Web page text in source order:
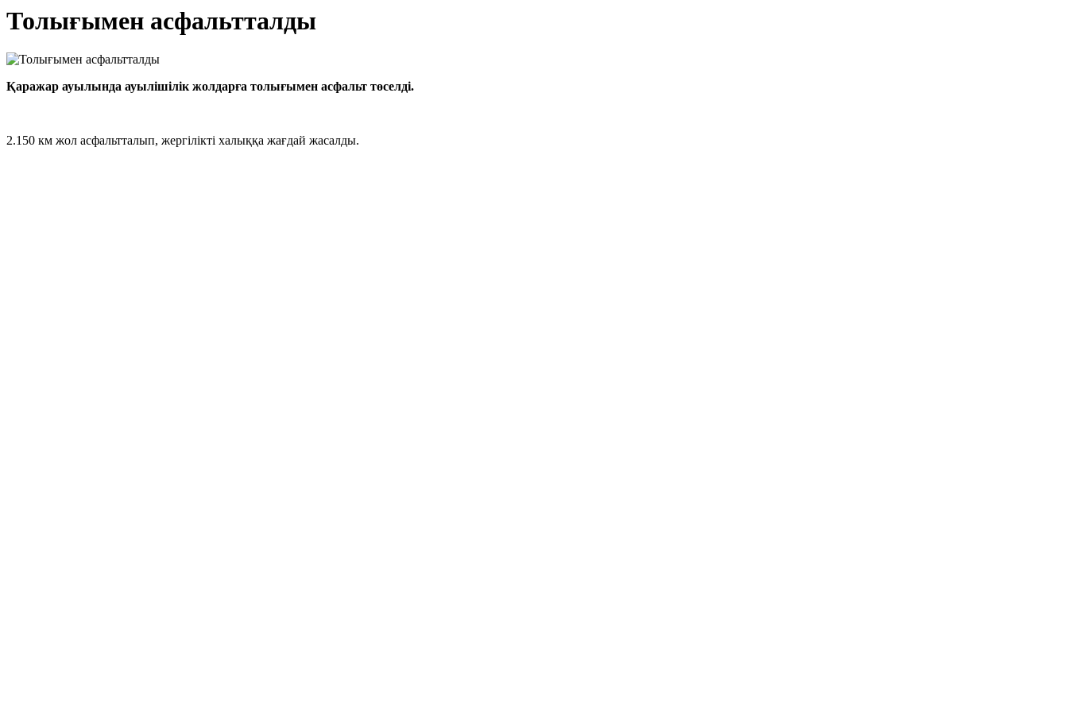
Толығымен асфальтталды
Қаражар ауылында ауылішілік жолдарға толығымен асфальт төселді.
2.150 км жол асфальтталып, жергілікті халыққа жағдай жасалды.